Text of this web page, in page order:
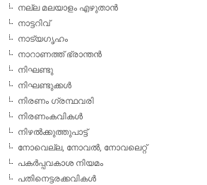
നല്ല മലയാളം എഴുതാന്‍
നാട്ടറിവ്
നാട്യഗൃഹം
നാറാണത്ത് ഭ്രാന്തന്‍
നിഘണ്ടു
നിഘണ്ടുക്കള്‍
നിരണം ഗ്രന്ഥവരി
നിരണംകവികള്‍
നിഴല്‍ക്കുത്തുപാട്ട്
നോവെല്ല, നോവല്‍, നോവലെറ്റ്
പകര്‍പ്പവകാശ നിയമം
പതിനെട്ടരക്കവികള്‍